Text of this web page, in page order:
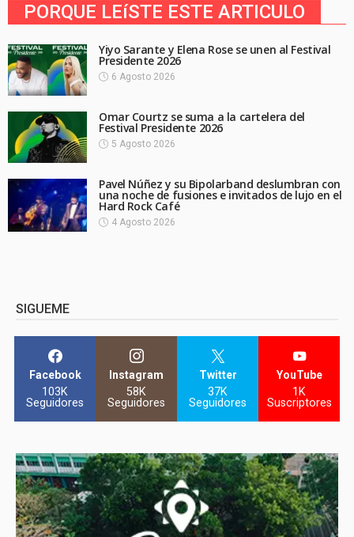
PORQUE LEíSTE ESTE ARTICULO
Yiyo Sarante y Elena Rose se unen al Festival
Presidente 2026
6 Agosto 2026
Omar Courtz se suma a la cartelera del
Festival Presidente 2026
5 Agosto 2026
Pavel Núñez y su Bipolarband deslumbran con
una noche de fusiones e invitados de lujo en el
Hard Rock Café
4 Agosto 2026
SIGUEME
Facebook
103K
Seguidores
Instagram
58K
Seguidores
Twitter
37K
Seguidores
YouTube
1K
Suscriptores